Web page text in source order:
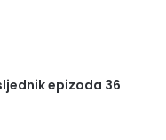
epizoda 36